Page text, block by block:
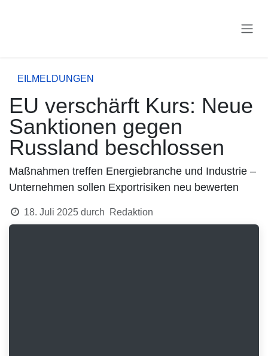
EILMELDUNGEN
EU verschärft Kurs: Neue
Sanktionen gegen
Russland beschlossen
Maßnahmen treffen Energiebranche und Industrie –
Unternehmen sollen Exportrisiken neu bewerten
18. Juli 2025 durch Redaktion